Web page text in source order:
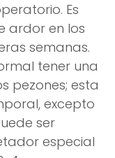
Es
ardor en los
semanas.
tener una
pezones; esta
excepto
ser
especial